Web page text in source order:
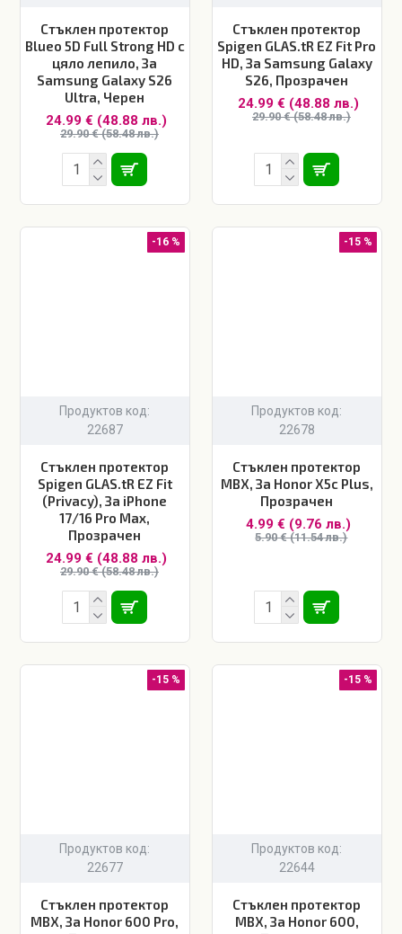
Стъклен протектор
Blueo 5D Full Strong HD с
цяло лепило, За
Samsung Galaxy S26
Ultra, Черен
24.99 € (48.88 лв.)
29.90 € (58.48 лв.)
Стъклен протектор
Spigen GLAS.tR EZ Fit Pro
HD, За Samsung Galaxy
S26, Прозрачен
24.99 € (48.88 лв.)
29.90 € (58.48 лв.)
-16 %
Продуктов код:
22687
Стъклен протектор
Spigen GLAS.tR EZ Fit
(Privacy), За iPhone
17/16 Pro Max,
Прозрачен
24.99 € (48.88 лв.)
29.90 € (58.48 лв.)
-15 %
Продуктов код:
22678
Стъклен протектор
MBX, За Honor X5c Plus,
Прозрачен
4.99 € (9.76 лв.)
5.90 € (11.54 лв.)
-15 %
Продуктов код:
22677
Стъклен протектор
MBX, За Honor 600 Pro,
-15 %
Продуктов код:
22644
Стъклен протектор
MBX, За Honor 600,